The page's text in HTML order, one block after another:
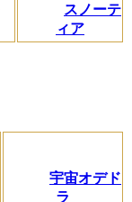
スノーテ
ィア
宇宙オデド
ラ